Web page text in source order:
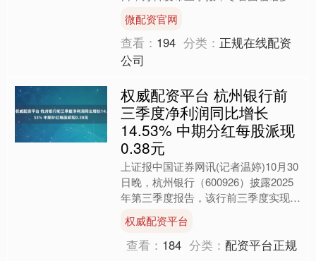
战和压力，在各方支持和自身努力下，
前三季度实现营收1613....
微配资官网
查看： 194 分类： 正规在线配资
公司
权威配资平台 杭州银行前
三季度净利润同比增长
14.53% 中期分红每股派现
0.38元
上证报中国证券网讯(记者温婷)10月30
日晚，杭州银行（600926）披露2025
年第三季度报告，该行前三季度实现营
业收入288.80亿元，同比增长
1.35%，....
权威配资平台
查看： 184 分类：配资平台正规